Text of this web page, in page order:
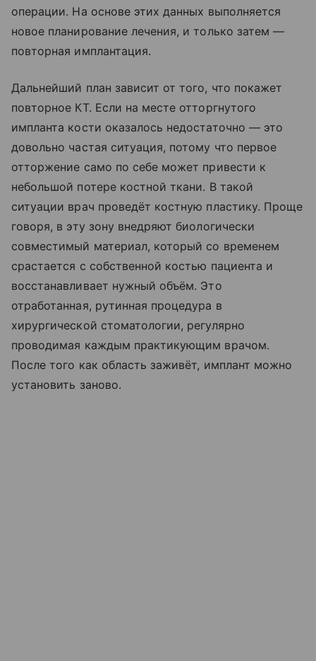
операции. На основе этих данных выполняется
новое планирование лечения, и только затем —
повторная имплантация.
Дальнейший план зависит от того, что покажет
повторное КТ. Если на месте отторгнутого
импланта кости оказалось недостаточно — это
довольно частая ситуация, потому что первое
отторжение само по себе может привести к
небольшой потере костной ткани. В такой
ситуации врач проведёт костную пластику. Проще
говоря, в эту зону внедряют биологически
совместимый материал, который со временем
срастается с собственной костью пациента и
восстанавливает нужный объём. Это
отработанная, рутинная процедура в
хирургической стоматологии, регулярно
проводимая каждым практикующим врачом.
После того как область заживёт, имплант можно
установить заново.